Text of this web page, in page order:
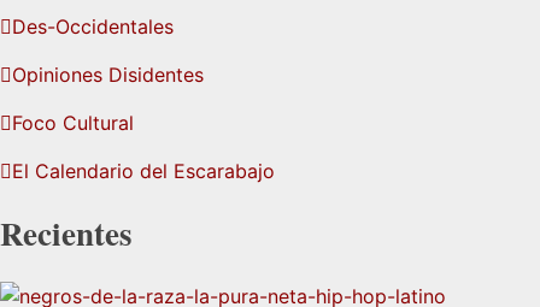
Des-Occidentales
Opiniones Disidentes
Foco Cultural
El Calendario del Escarabajo
Recientes